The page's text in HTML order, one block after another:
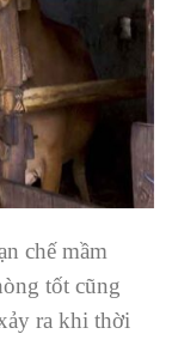
chế mầm
tốt cũng
ra khi thời